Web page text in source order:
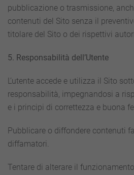
pubblicazione o trasmissione,
contenuti del Sito senza il
titolare del Sito o dei rispettivi
5. Responsabilità dell’Utente
L’utente accede e utilizza il Sito
responsabilità, impegnandosi a
e i principi di correttezza e buona
Pubblicare o diffondere contenuti
diffamatori.
Tentare di alterare il